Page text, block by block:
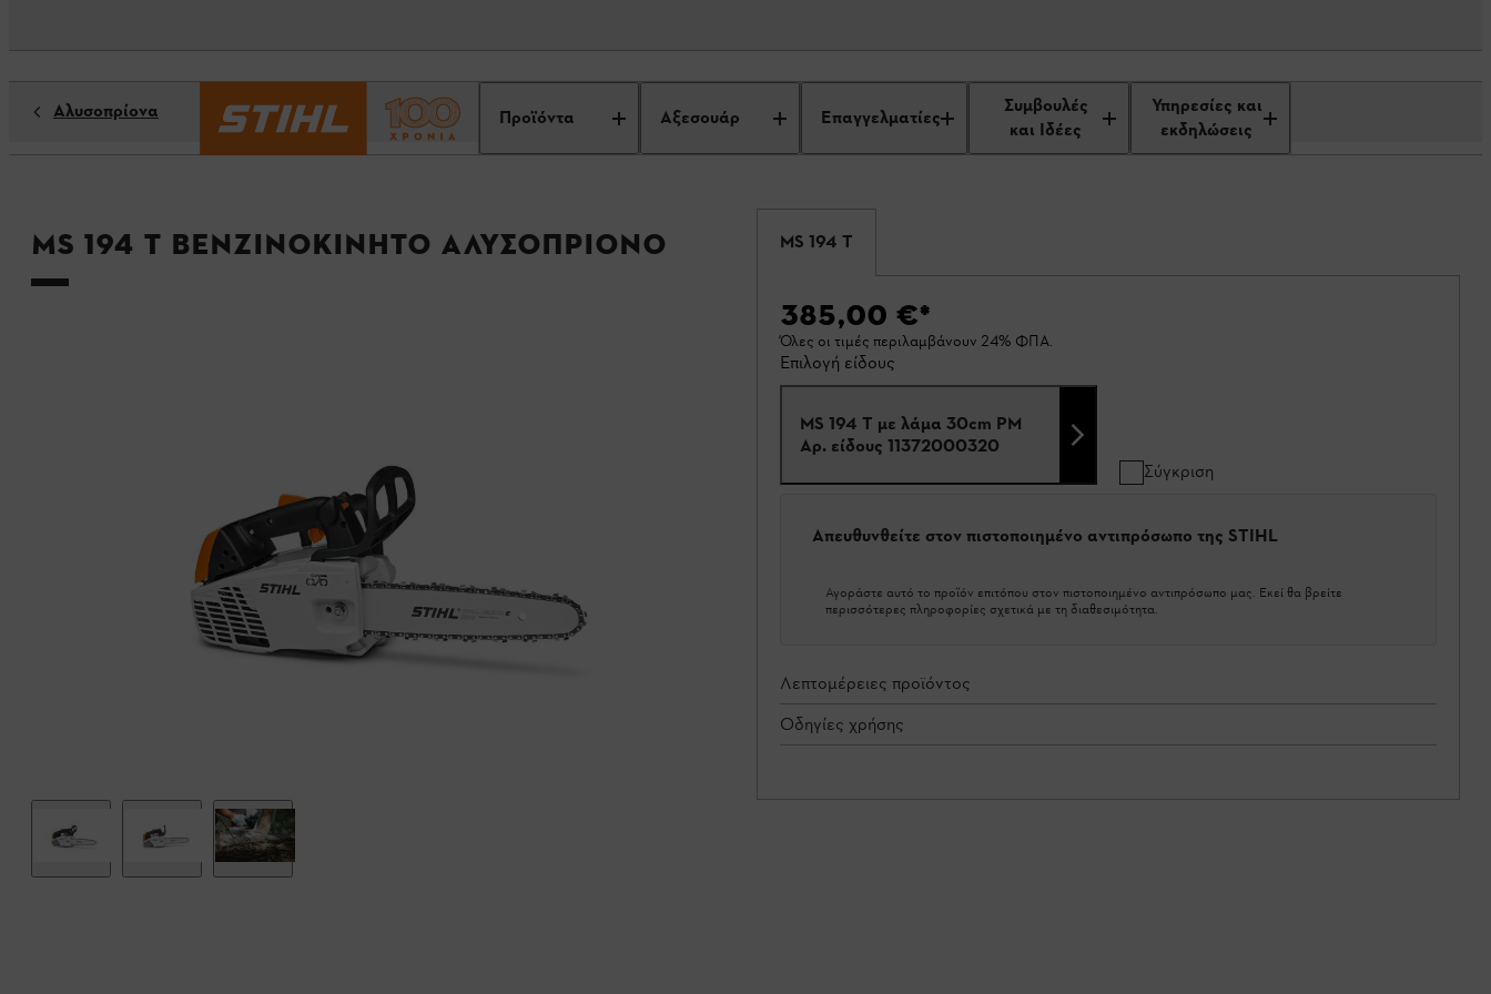
Προϊόντα Αξεσουάρ Επαγγελματίες
Συμβουλές
και Ιδέες
Υπηρεσίες και
εκδηλώσεις
Αλυσοπρίονα
MS 194 T Βενζινοκίνητο Αλυσοπρίονο MS 194 T
385,00 €*
Όλες οι τιμές περιλαμβάνουν 24% ΦΠΑ.
Επιλογή είδους
MS 194 T με λάμα 30cm PM
Αρ. είδους 11372000320
Σύγκριση
Απευθυνθείτε στον πιστοποιημένο αντιπρόσωπο της STIHL
Αγοράστε αυτό το προϊόν επιτόπου στον πιστοποιημένο αντιπρόσωπο μας. Εκεί θα βρείτε
περισσότερες πληροφορίες σχετικά με τη διαθεσιμότητα.
Λεπτομέρειες προϊόντος
Οδηγίες χρήσης